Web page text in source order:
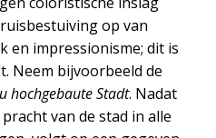
op van
en impressionisme; dit is
Neem bijvoorbeeld de
hochgebaute Stadt. Nadat
van de stad in alle